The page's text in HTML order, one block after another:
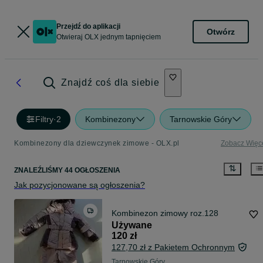
Przejdź do aplikacji
Otwieraj OLX jednym tapnięciem
Otwórz
Znajdź coś dla siebie
Filtry·2 Kombinezony Tarnowskie Góry
Kombinezony dla dziewczynek zimowe - OLX.pl Zobacz
ZNALEŹLIŚMY 44 OGŁOSZENIA
Jak pozycjonowane są ogłoszenia?
Kombinezon zimowy roz.128
Używane
120 zł
127,70 zł z Pakietem Ochronnym